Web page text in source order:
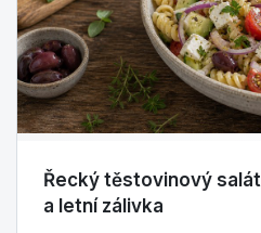
Řecký těstovinový
a letní zálivka